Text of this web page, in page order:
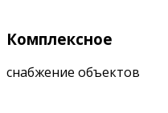
Комплексное
снабжение объектов